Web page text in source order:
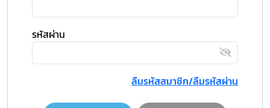
รหัสผ่าน
ลืมรหัสสมาชิก/ลืมรหัสผ่าน